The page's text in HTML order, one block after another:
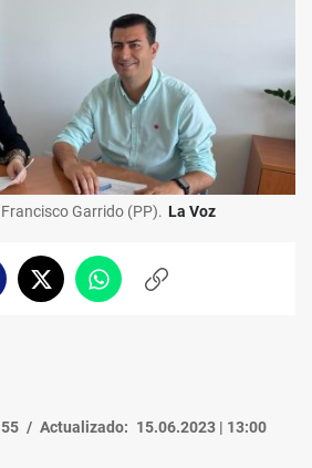
Garrido (PP). La Voz
TwitterWhatsappCopiar
Actualizado: 15.06.2023 | 13:00